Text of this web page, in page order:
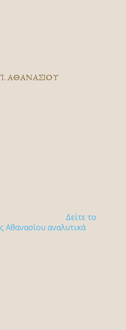
ΑΘΑΝΑΣΙΟΥ
Δείτε το
Αθανασίου αναλυτικά